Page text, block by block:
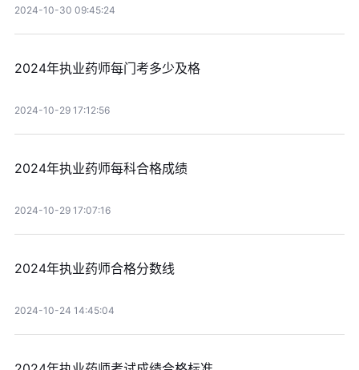
2024-10-30 09:45:24
2024年执业药师每门考多少及格
2024-10-29 17:12:56
2024年执业药师每科合格成绩
2024-10-29 17:07:16
2024年执业药师合格分数线
2024-10-24 14:45:04